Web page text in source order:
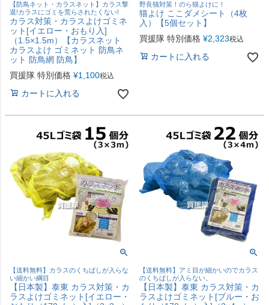
【防鳥ネット・カラスネット】カラス撃
退!カラスにゴミを荒らされたくない!
カラス対策・カラスよけゴミネ
ット[イエロー・おもり入]
（1.5×1.5m）【カラスネット
カラスよけ ゴミネット 防鳥ネ
ット 防鳥網 防鳥】
買援隊 特別価格 ¥1,100税込
カートに入れる
野良猫対策！のら猫よけに！
猫よけ ここダメシート（4枚
入）【5個セット】
買援隊 特別価格 ¥2,323税込
カートに入れる
【送料無料】カラスのくちばしが入らな
い細かい綱目
【日本製】泰東 カラス対策・カ
ラスよけゴミネット[イエロー・
【送料無料】アミ目が細かいのでカラス
のくちばしが入らない。
【日本製】泰東 カラス対策・カ
ラスよけゴミネット[ブルー・お